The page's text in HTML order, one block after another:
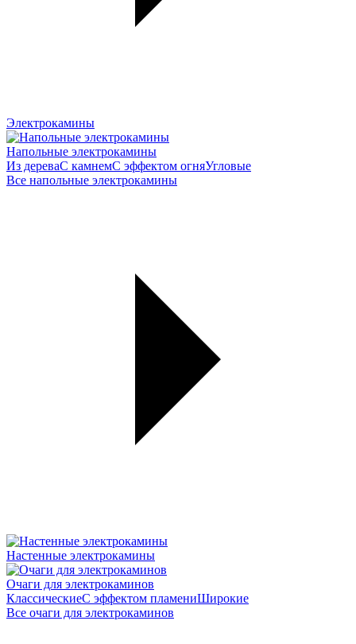
Электрокамины
Напольные электрокамины
Из дереваС камнемС эффектом огняУгловые
Все напольные электрокамины
Настенные электрокамины
Очаги для электрокаминов
КлассическиеС эффектом пламениШирокие
Все очаги для электрокаминов